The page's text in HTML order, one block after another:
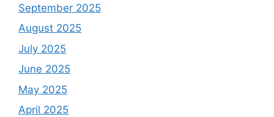
September 2025
August 2025
July 2025
June 2025
May 2025
April 2025